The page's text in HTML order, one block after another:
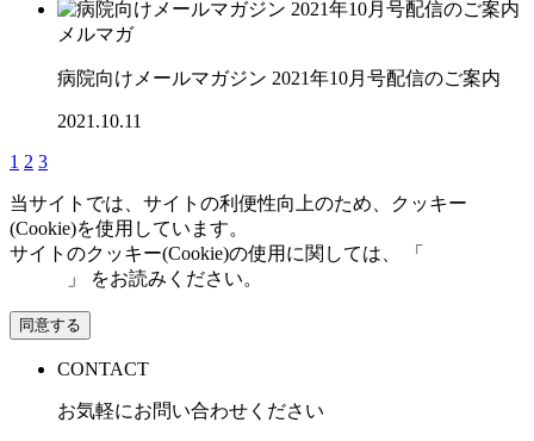
メルマガ
病院向けメールマガジン 2021年10月号配信のご案内
2021.10.11
1 2 3
当サイトでは、サイトの利便性向上のため、クッキー
(Cookie)を使用しています。
サイトのクッキー(Cookie)の使用に関しては、 「
」 をお読みください。
同意する
CONTACT
お気軽にお問い合わせください